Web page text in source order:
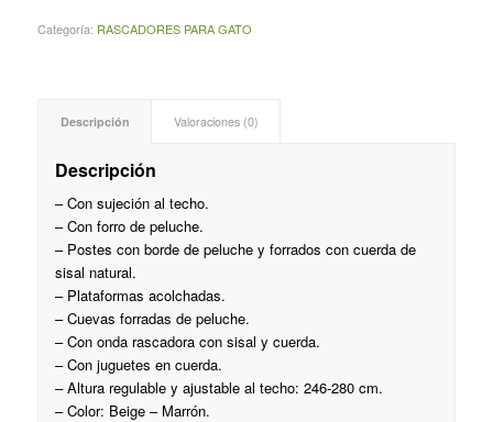
Categoría: RASCADORES PARA GATO
Descripción Valoraciones (0)
Descripción
– Con sujeción al techo.
– Con forro de peluche.
– Postes con borde de peluche y forrados con cuerda de
sisal natural.
– Plataformas acolchadas.
– Cuevas forradas de peluche.
– Con onda rascadora con sisal y cuerda.
– Con juguetes en cuerda.
– Altura regulable y ajustable al techo: 246-280 cm.
– Color: Beige – Marrón.